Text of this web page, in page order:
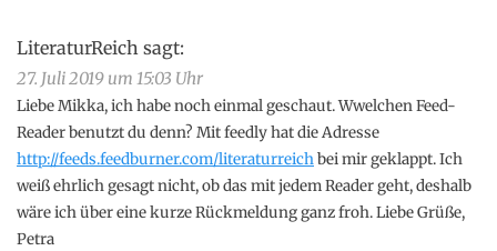
LiteraturReich sagt:
27. Juli 2019 um 15:03 Uhr
Liebe Mikka, ich habe noch einmal geschaut. Wwelchen Feed-
Reader benutzt du denn? Mit feedly hat die Adresse
http://feeds.feedburner.com/literaturreichbei mir geklappt. Ich
weiß ehrlich gesagt nicht, ob das mit jedem Reader geht, deshalb
wäre ich über eine kurze Rückmeldung ganz froh. Liebe Grüße,
Petra